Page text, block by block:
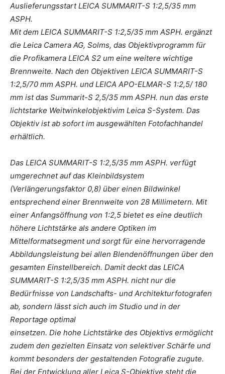
Auslieferungsstart LEICA SUMMARIT-S 1:2,5/35 mm
ASPH.
Mit dem LEICA SUMMARIT-S 1:2,5/35 mm ASPH. ergänzt
die Leica Camera AG, Solms, das Objektivprogramm für
die Profikamera LEICA S2 um eine weitere wichtige
Brennweite. Nach den Objektiven LEICA SUMMARIT-S
1:2,5/70 mm ASPH. und LEICA APO-ELMAR-S 1:2,5/ 180
mm ist das Summarit-S 2,5/35 mm ASPH. nun das erste
lichtstarke Weitwinkelobjektivim Leica S-System. Das
Objektiv ist ab sofort im ausgewählten Fotofachhandel
erhältlich.
Das LEICA SUMMARIT-S 1:2,5/35 mm ASPH. verfügt
umgerechnet auf das Kleinbildsystem
(Verlängerungsfaktor 0,8) über einen Bildwinkel
entsprechend einer Brennweite von 28 Millimetern. Mit
einer Anfangsöffnung von 1:2,5 bietet es eine deutlich
höhere Lichtstärke als andere Optiken im
Mittelformatsegment und sorgt für eine hervorragende
Abbildungsleistung bei allen Blendenöffnungen über den
gesamten Einstellbereich. Damit deckt das LEICA
SUMMARIT-S 1:2,5/35 mm ASPH. nicht nur die
Bedürfnisse von Landschafts- und Architekturfotografen
ab, sondern lässt sich auch im Studio und in der
Reportage optimal
einsetzen. Die hohe Lichtstärke des Objektivs ermöglicht
zudem den gezielten Einsatz von selektiver Schärfe und
kommt besonders der gestaltenden Fotografie zugute.
Bei der Entwicklung aller Leica S-Objektive steht die